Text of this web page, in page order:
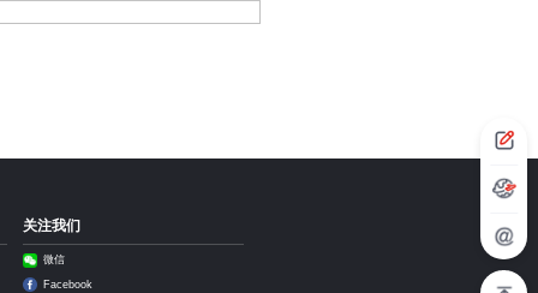
关注我们
微信
Facebook